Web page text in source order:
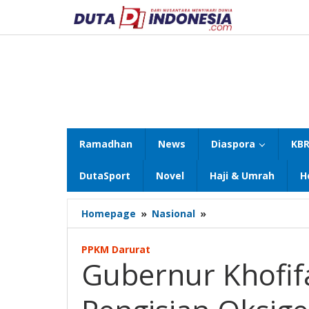
konten
Ramadhan News Diaspora
DutaSport Novel Haji & Umrah
Homepage » Nasional »
Khofifah
Pengisian
Oksigen
Gratis
PPKM Darurat
Gubernur